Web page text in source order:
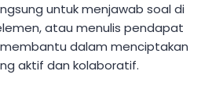
untuk menjawab soal di
atau menulis pendapat
dalam menciptakan
aktif dan kolaboratif.